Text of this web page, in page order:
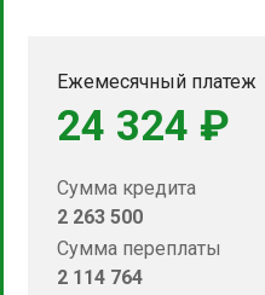
Ежемесячный платеж
24 324 ₽
Сумма кредита
2 263 500
Сумма переплаты
2 114 764